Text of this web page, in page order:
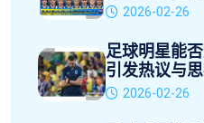
2026-02-26
足球明星能
引发热议与
2026-02-26